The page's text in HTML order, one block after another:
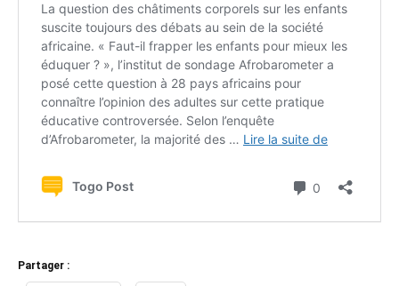
Partager :